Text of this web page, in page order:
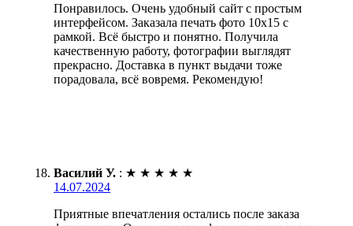
Понравилось. Очень удобный сайт с простым
интерфейсом. Заказала печать фото 10х15 с
рамкой. Всё быстро и понятно. Получила
качественную работу, фотографии выглядят
прекрасно. Доставка в пункт выдачи тоже
порадовала, всё вовремя. Рекомендую!
Василий У. : ★ ★ ★ ★ ★
14.07.2024
Приятные впечатления остались после заказа